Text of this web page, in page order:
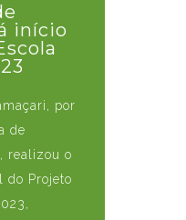
início
por
de
realizou o
do Projeto